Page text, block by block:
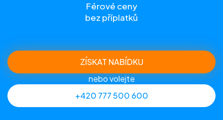
Férové ceny
bez příplatků
ZÍSKAT NABÍDKU
nebo volejte
+420 777 500 600